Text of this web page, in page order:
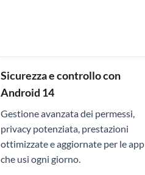
Sicurezza e controllo con
Android 14
Gestione avanzata dei permessi,
privacy potenziata, prestazioni
ottimizzate e aggiornate per le app
che usi ogni giorno.